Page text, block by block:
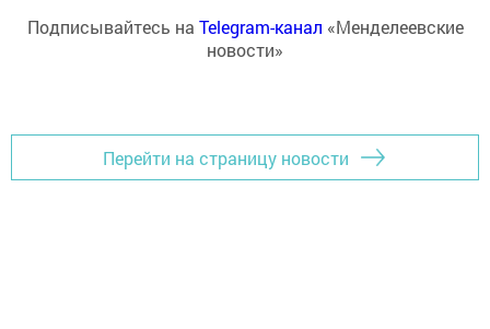
Подписывайтесь на Telegram-канал «Менделеевские
новости»
Перейти на страницу новости